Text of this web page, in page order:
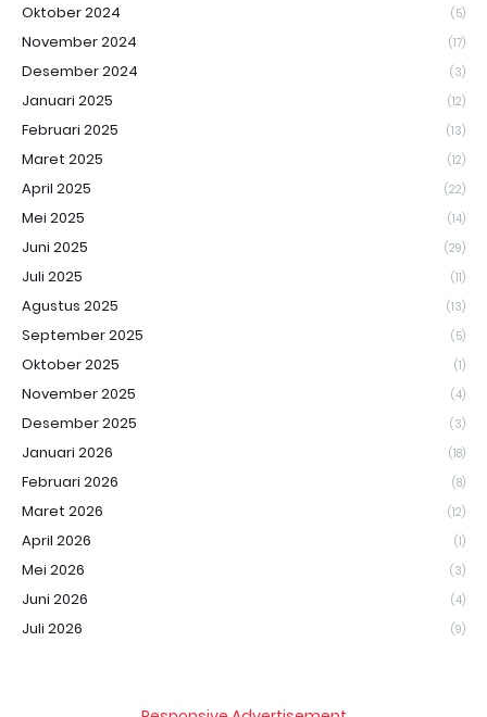
Oktober 2024 (5)
November 2024 (17)
Desember 2024 (3)
Januari 2025 (12)
Februari 2025 (13)
Maret 2025 (12)
April 2025 (22)
Mei 2025 (14)
Juni 2025 (29)
Juli 2025 (11)
Agustus 2025 (13)
September 2025 (5)
Oktober 2025 (1)
November 2025 (4)
Desember 2025 (3)
Januari 2026 (18)
Februari 2026 (8)
Maret 2026 (12)
April 2026 (1)
Mei 2026 (3)
Juni 2026 (4)
Juli 2026 (9)